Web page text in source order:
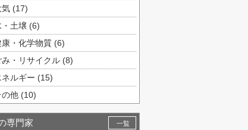
気 (17)
・土壌 (6)
康・化学物質 (6)
み・リサイクル (8)
ネルギー (15)
の他 (10)
専門家 一覧